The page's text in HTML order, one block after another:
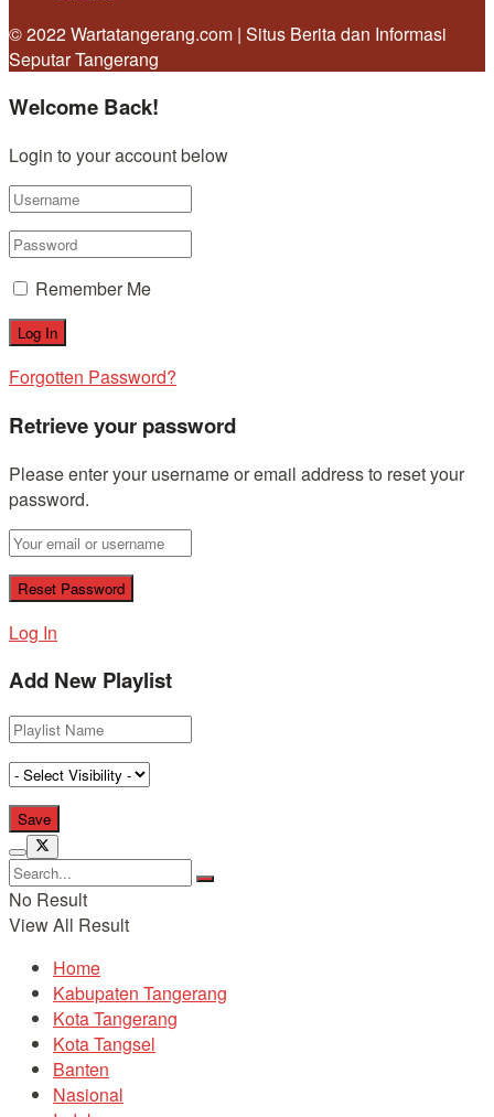
© 2022 Wartatangerang.com | Situs Berita dan Informasi
Seputar Tangerang
Welcome Back!
Login to your account below
Remember Me
Forgotten Password?
Retrieve your password
Please enter your username or email address to reset your
password.
Log In
Add New Playlist
No Result
View All Result
Home
Kabupaten Tangerang
Kota Tangerang
Kota Tangsel
Banten
Nasional